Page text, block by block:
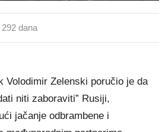
292 dana
Volodimir Zelenski poručio je da
niti zaboraviti” Rusiji,
jačanje odbrambene i